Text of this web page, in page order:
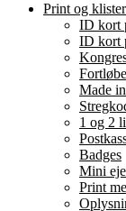
Print og
ID kort
ID kort
Made
1 og 2
Badges
Mini
Print